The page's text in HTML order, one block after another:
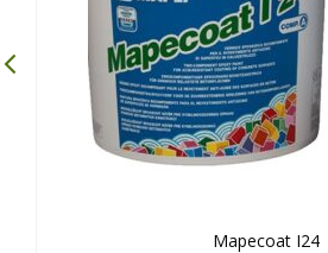
Mapecoat I24